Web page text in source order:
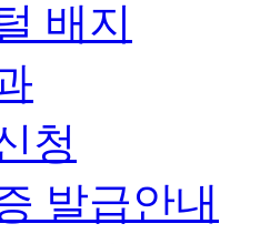
배지
청
발급안내